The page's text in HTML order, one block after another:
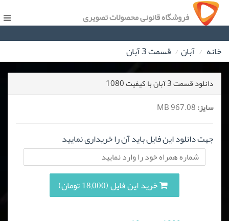
فروشگاه قانونی محصولات تصویری
خانه آبان قسمت 3 آبان
دانلود قسمت 3 آبان با کیفیت 1080
سایز:
جهت دانلود این فایل باید آن را خریداری نمایید
خرید این فایل (18,000 تومان)